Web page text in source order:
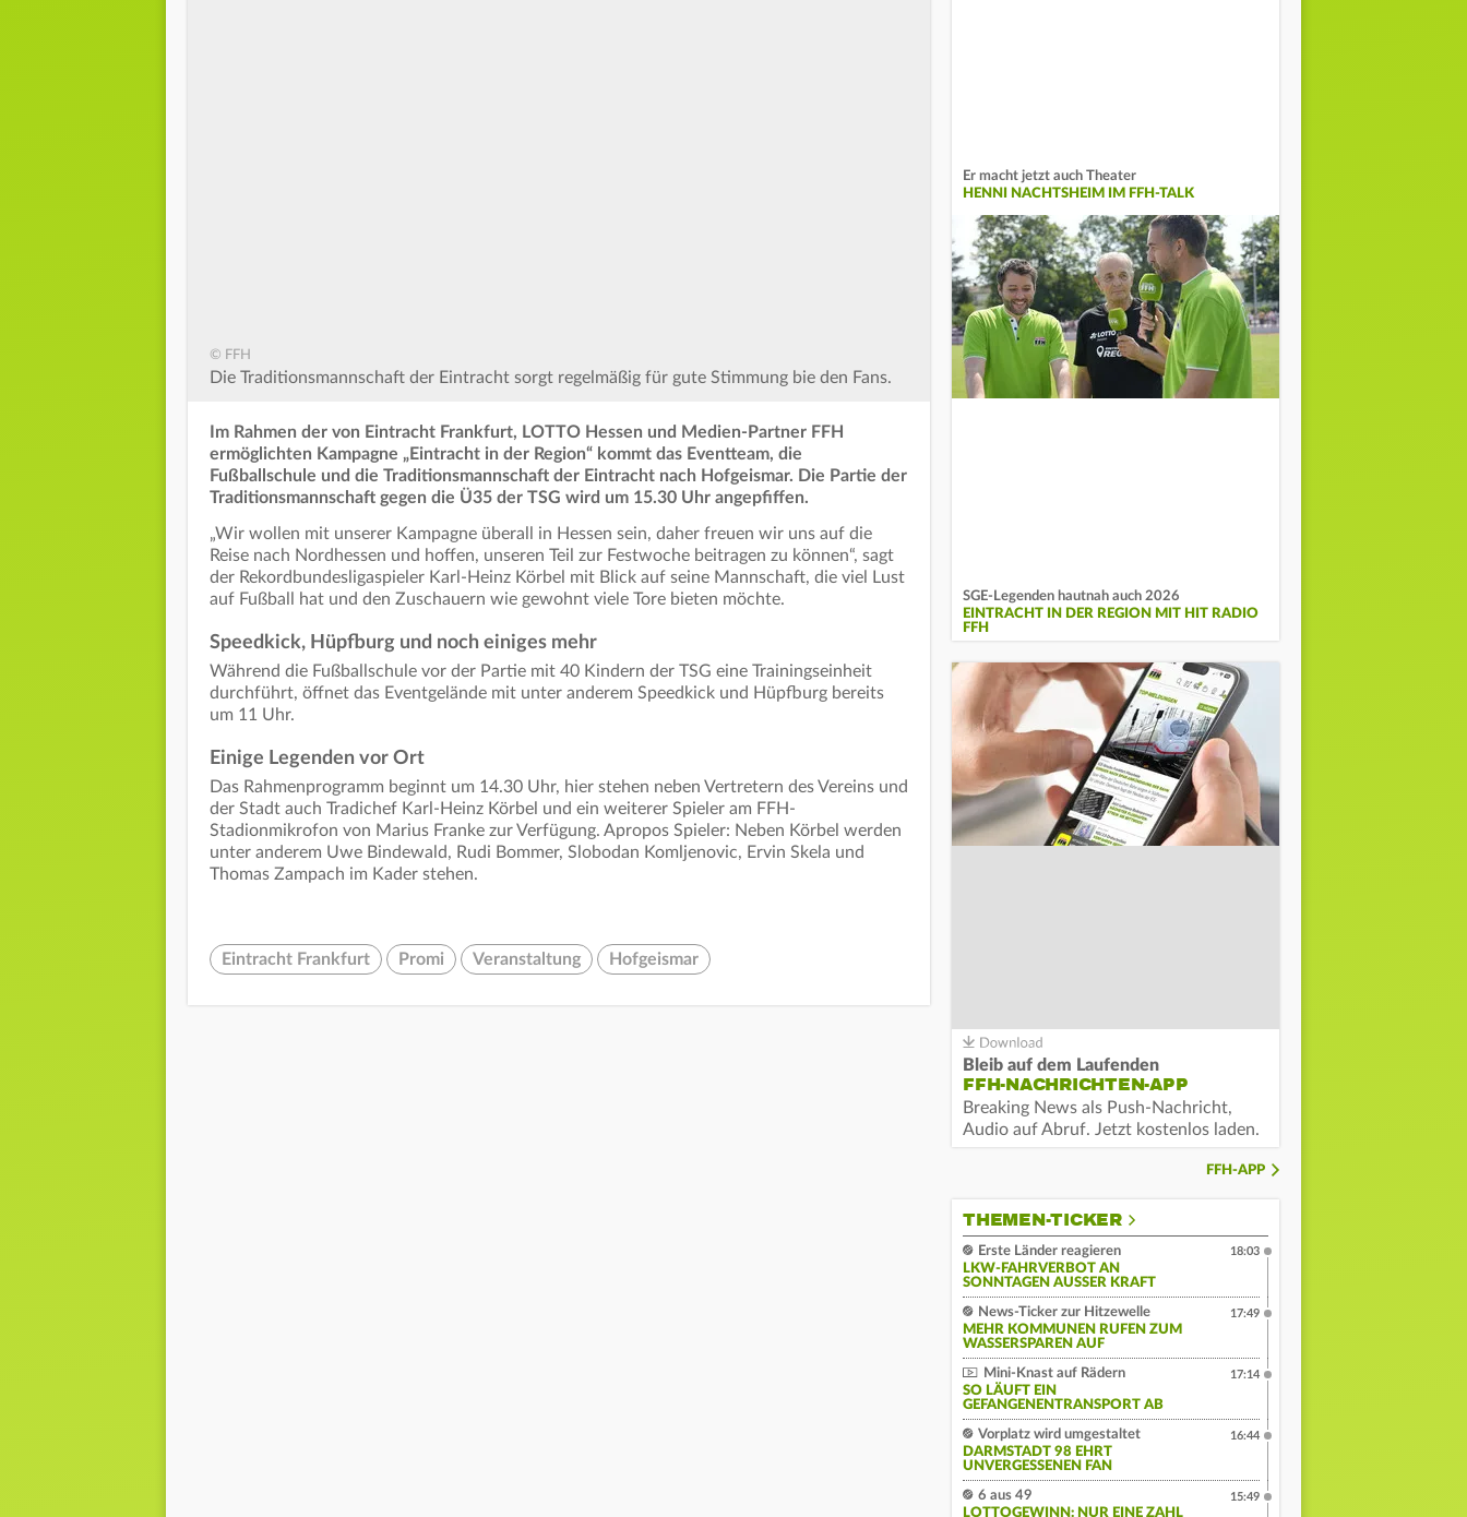
© FFH
Die Traditionsmannschaft der Eintracht sorgt regelmäßig für gute Stimmung bie den Fans.
Im Rahmen der von Eintracht Frankfurt, LOTTO Hessen und Medien-Partner FFH
ermöglichten Kampagne „Eintracht in der Region“ kommt das Eventteam, die
Fußballschule und die Traditionsmannschaft der Eintracht nach Hofgeismar. Die Partie der
Traditionsmannschaft gegen die Ü35 der TSG wird um 15.30 Uhr angepfiffen.
„Wir wollen mit unserer Kampagne überall in Hessen sein, daher freuen wir uns auf die
Reise nach Nordhessen und hoffen, unseren Teil zur Festwoche beitragen zu können“, sagt
der Rekordbundesligaspieler Karl-Heinz Körbel mit Blick auf seine Mannschaft, die viel Lust
auf Fußball hat und den Zuschauern wie gewohnt viele Tore bieten möchte.
Speedkick, Hüpfburg und noch einiges mehr
Während die Fußballschule vor der Partie mit 40 Kindern der TSG eine Trainingseinheit
durchführt, öffnet das Eventgelände mit unter anderem Speedkick und Hüpfburg bereits
um 11 Uhr.
Einige Legenden vor Ort
Das Rahmenprogramm beginnt um 14.30 Uhr, hier stehen neben Vertretern des Vereins und
der Stadt auch Tradichef Karl-Heinz Körbel und ein weiterer Spieler am FFH-
Stadionmikrofon von Marius Franke zur Verfügung. Apropos Spieler: Neben Körbel werden
unter anderem Uwe Bindewald, Rudi Bommer, Slobodan Komljenovic, Ervin Skela und
Thomas Zampach im Kader stehen.
Eintracht Frankfurt Promi Veranstaltung Hofgeismar
Er macht jetzt auch Theater
HENNI NACHTSHEIM IM FFH-TALK
SGE-Legenden hautnah auch 2026
EINTRACHT IN DER REGION MIT HIT RADIO
FFH
Bleib auf dem Laufenden
FFH-NACHRICHTEN-APP
Breaking News als Push-Nachricht,
Audio auf Abruf. Jetzt kostenlos laden.
FFH-APP
THEMEN-TICKER
Erste Länder reagieren
LKW-FAHRVERBOT AN
SONNTAGEN AUSSER KRAFT
18:03
News-Ticker zur Hitzewelle
MEHR KOMMUNEN RUFEN ZUM
WASSERSPAREN AUF
17:49
Mini-Knast auf Rädern
SO LÄUFT EIN
GEFANGENENTRANSPORT AB
17:14
Vorplatz wird umgestaltet
DARMSTADT 98 EHRT
UNVERGESSENEN FAN
16:44
6 aus 49
LOTTOGEWINN: NUR EINE ZAHL
15:49